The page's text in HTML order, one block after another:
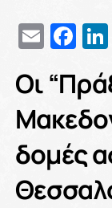
Email
Οι
δομές